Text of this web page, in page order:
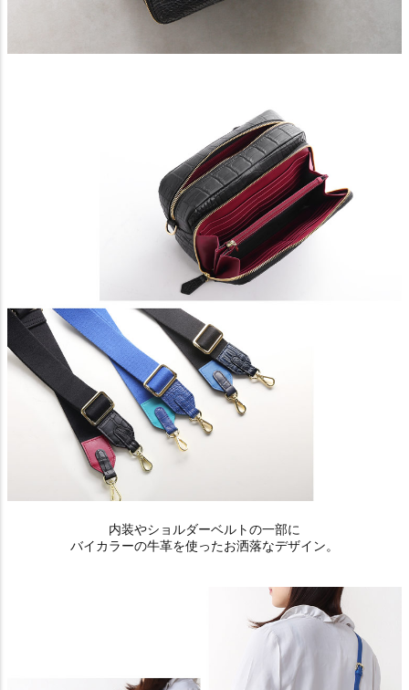
内装やショルダーベルトの一部に
バイカラーの牛革を使ったお洒落なデザイン。